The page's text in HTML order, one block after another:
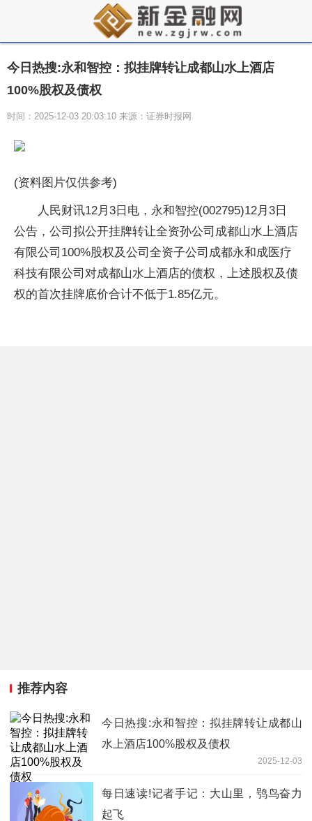
今日热搜:永和智控：拟挂牌转让成都山水上酒店
100%股权及债权
时间：2025-12-03 20:03:10 来源：证券时报网
(资料图片仅供参考)
人民财讯12月3日电，永和智控(002795)12月3日
公告，公司拟公开挂牌转让全资孙公司成都山水上酒店
有限公司100%股权及公司全资子公司成都永和成医疗
科技有限公司对成都山水上酒店的债权，上述股权及债
权的首次挂牌底价合计不低于1.85亿元。
推荐内容
今日热搜:永和智控：拟挂牌转让成都山
水上酒店100%股权及债权
2025-12-03
每日速读!记者手记：大山里，鸮鸟奋力
起飞